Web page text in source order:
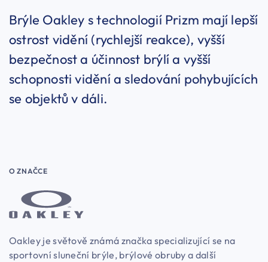
Brýle Oakley s technologií Prizm mají lepší
ostrost vidění (rychlejší reakce), vyšší
bezpečnost a účinnost brýlí a vyšší
schopnosti vidění a sledování pohybujících
se objektů v dáli.
O ZNAČCE
Oakley je světově známá značka specializující se na
sportovní sluneční brýle, brýlové obruby a další